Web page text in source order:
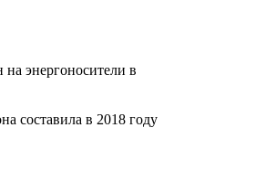
энергоносители в
составила в 2018 году